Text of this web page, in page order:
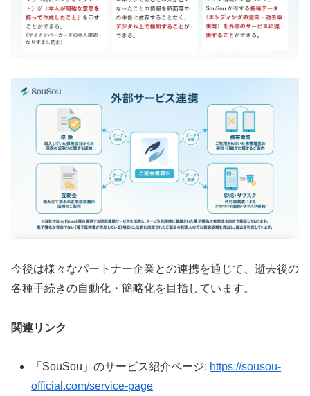
今後は様々なパートナー企業との連携を通じて、逝去後の
各種手続きの自動化・簡略化を目指しています。
関連リンク
「SouSou」のサービス紹介ページ: https://sousou-
official.com/service-page